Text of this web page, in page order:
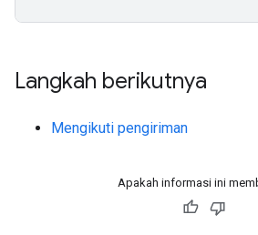
Langkah berikutnya
Mengikuti pengiriman
Apakah informasi ini